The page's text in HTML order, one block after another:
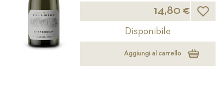
14,80 € Lista
Disponibile
Aggiungi al carrello